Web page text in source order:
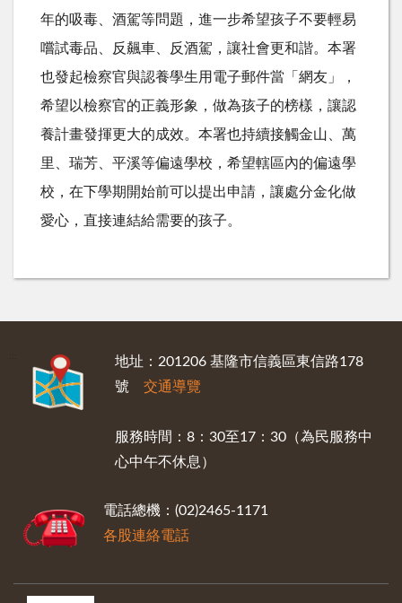
年的吸毒、酒駕等問題，進一步希望孩子不要輕易
嚐試毒品、反飆車、反酒駕，讓社會更和諧。本署
也發起檢察官與認養學生用電子郵件當「網友」，
希望以檢察官的正義形象，做為孩子的榜樣，讓認
養計畫發揮更大的成效。本署也持續接觸金山、萬
里、瑞芳、平溪等偏遠學校，希望轄區內的偏遠學
校，在下學期開始前可以提出申請，讓處分金化做
愛心，直接連結給需要的孩子。
地址：201206 基隆市信義區東信路178
號 交通導覽
服務時間：8：30至17：30（為民服務中
心中午不休息）
電話總機：(02)2465-1171
各股連絡電話